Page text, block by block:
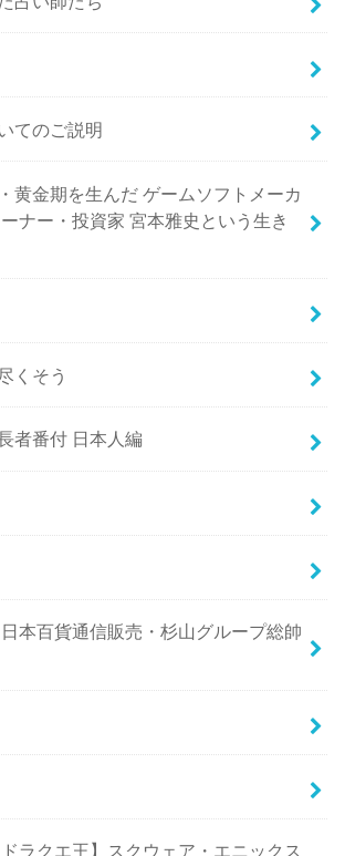
てのご説明
黄金期を生んだ ゲームソフトメーカ
ナー・投資家 宮本雅史という生き
くそう
者番付 日本人編
本百貨通信販売・杉山グループ総帥
ラクエ王】スクウェア・エニックス